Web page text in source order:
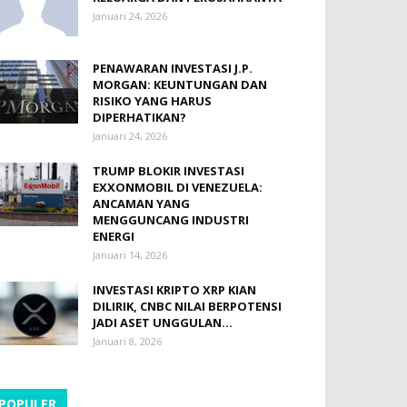
Januari 24, 2026
PENAWARAN INVESTASI J.P.
MORGAN: KEUNTUNGAN DAN
RISIKO YANG HARUS
DIPERHATIKAN?
Januari 24, 2026
TRUMP BLOKIR INVESTASI
EXXONMOBIL DI VENEZUELA:
ANCAMAN YANG
MENGGUNCANG INDUSTRI
ENERGI
Januari 14, 2026
INVESTASI KRIPTO XRP KIAN
DILIRIK, CNBC NILAI BERPOTENSI
JADI ASET UNGGULAN...
Januari 8, 2026